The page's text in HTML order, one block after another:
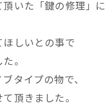
いた「鍵の修理」
しいとの事で
。
タイプの物で、
頂きました。